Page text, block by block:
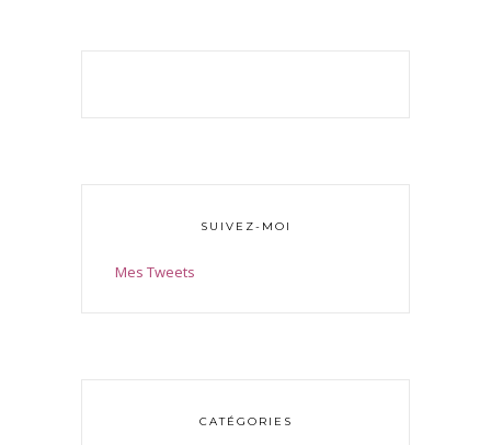
SUIVEZ-MOI
Mes Tweets
CATÉGORIES